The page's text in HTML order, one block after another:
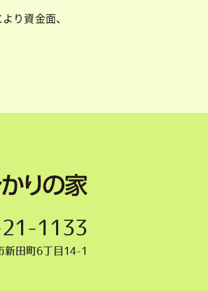
り資金面、
1133
田町6丁目14-1